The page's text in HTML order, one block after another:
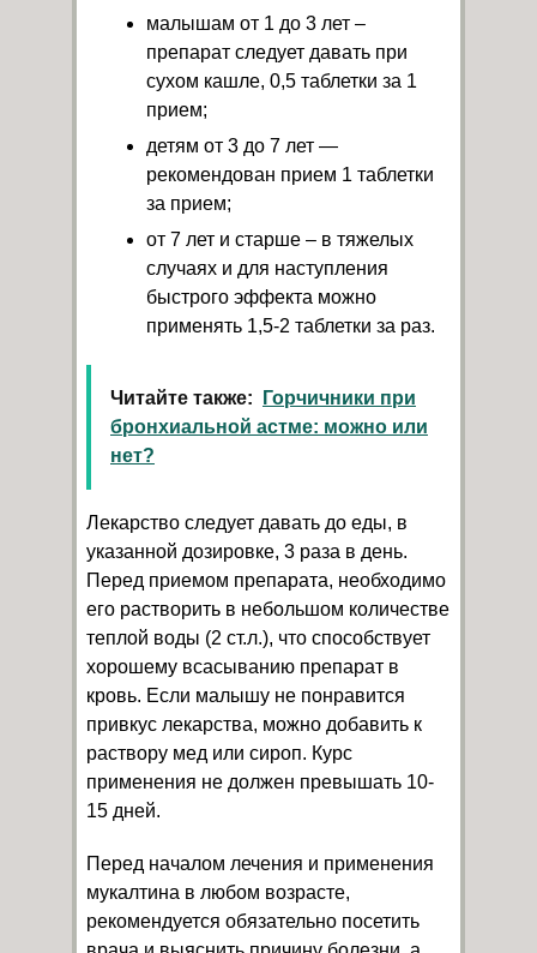
малышам от 1 до 3 лет –
препарат следует давать при
сухом кашле, 0,5 таблетки за 1
прием;
детям от 3 до 7 лет —
рекомендован прием 1 таблетки
за прием;
от 7 лет и старше – в тяжелых
случаях и для наступления
быстрого эффекта можно
применять 1,5-2 таблетки за раз.
Читайте также:
Горчичники при
бронхиальной астме: можно или
нет?
Лекарство следует давать до еды, в
указанной дозировке, 3 раза в день.
Перед приемом препарата, необходимо
его растворить в небольшом количестве
теплой воды (2 ст.л.), что способствует
хорошему всасыванию препарат в
кровь. Если малышу не понравится
привкус лекарства, можно добавить к
раствору мед или сироп. Курс
применения не должен превышать 10-
15 дней.
Перед началом лечения и применения
мукалтина в любом возрасте,
рекомендуется обязательно посетить